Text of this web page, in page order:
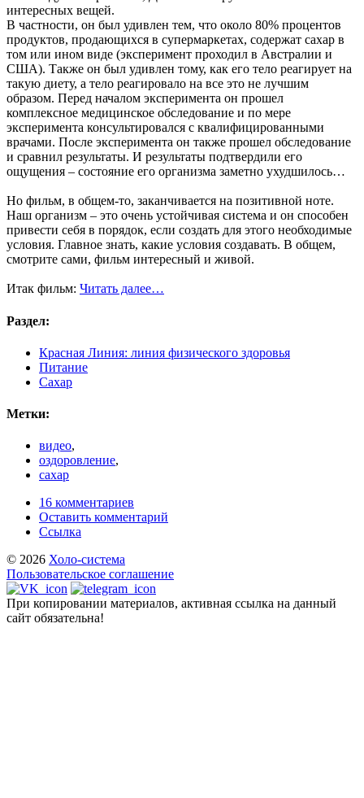
интересных вещей.
В частности, он был удивлен тем, что около 80% процентов
продуктов, продающихся в супермаркетах, содержат сахар в
том или ином виде (эксперимент проходил в Австралии и
США). Также он был удивлен тому, как его тело реагирует на
такую диету, а тело реагировало на все это не лучшим
образом. Перед началом эксперимента он прошел
комплексное медицинское обследование и по мере
эксперимента консультировался с квалифицированными
врачами. После эксперимента он также прошел обследование
и сравнил результаты. И результаты подтвердили его
ощущения – состояние его организма заметно ухудшилось…
Но фильм, в общем-то, заканчивается на позитивной ноте.
Наш организм – это очень устойчивая система и он способен
привести себя в порядок, если создать для этого необходимые
условия. Главное знать, какие условия создавать. В общем,
смотрите сами, фильм интересный и живой.
Итак фильм: Читать далее…
Раздел:
Красная Линия: линия физического здоровья
Питание
Сахар
Метки:
видео,
оздоровление,
сахар
16 комментариев
Оставить комментарий
Ссылка
© 2026 Холо-система
Пользовательское соглашение
При копировании материалов, активная ссылка на данный
сайт обязательна!